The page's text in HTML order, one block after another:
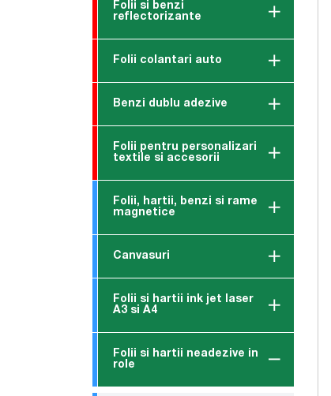
Folii si benzi
reflectorizante
Folii colantari auto
Benzi dublu adezive
Folii pentru personalizari
textile si accesorii
Folii, hartii, benzi si rame
magnetice
Canvasuri
Folii si hartii ink jet laser
A3 si A4
Folii si hartii neadezive in
role